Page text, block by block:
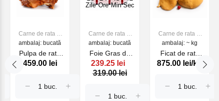
Carne de rata si
bibilica
ambalaj: bucată
Pulpa de rata
confiata , kg
459.00 lei
Zile Ore Min Sec
Carne de rata si
bibilica
ambalaj: bucată
Foie Gras de
Canard de rata
30% , 250 g
239.25 lei
319.00 lei
Carne de rata si
bibilica
ambalaj: ~ kg
Ficat de rata
congelat
875.00 lei/kg